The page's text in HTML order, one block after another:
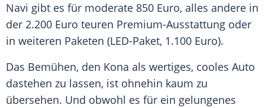
Navi gibt es für moderate 850 Euro, alles andere in
der 2.200 Euro teuren Premium-Ausstattung oder
in weiteren Paketen (LED-Paket, 1.100 Euro).
Das Bemühen, den Kona als wertiges, cooles Auto
dastehen zu lassen, ist ohnehin kaum zu
übersehen. Und obwohl es für ein gelungenes